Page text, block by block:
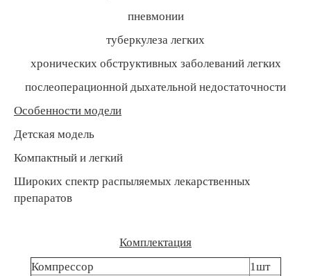
пневмонии
туберкулеза легких
хронических обструктивных заболеваний легких
послеоперационной дыхательной недостаточности
Особенности модели
Детская модель
Компактный и легкий
Широких спектр распыляемых лекарственных
препаратов
Комплектация
Компрессор
1шт